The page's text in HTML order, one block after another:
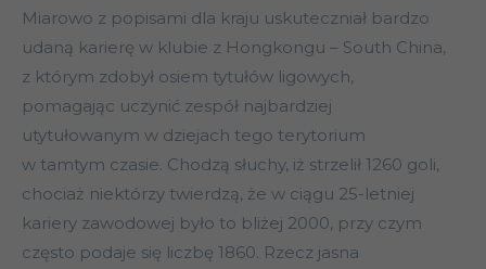
Miarowo z popisami dla kraju uskuteczniał bardzo
udaną karierę w klubie z Hongkongu – South China,
z którym zdobył osiem tytułów ligowych,
pomagając uczynić zespół najbardziej
utytułowanym w dziejach tego terytorium
w tamtym czasie. Chodzą słuchy, iż strzelił 1260 goli,
chociaż niektórzy twierdzą, że w ciągu 25-letniej
kariery zawodowej było to bliżej 2000, przy czym
często podaje się liczbę 1860. Rzecz jasna